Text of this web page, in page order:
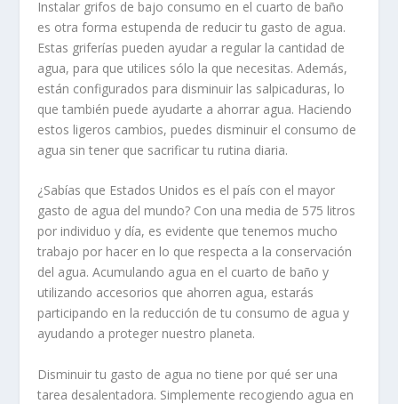
Instalar grifos de bajo consumo en el cuarto de baño
es otra forma estupenda de reducir tu gasto de agua.
Estas griferías pueden ayudar a regular la cantidad de
agua, para que utilices sólo la que necesitas. Además,
están configurados para disminuir las salpicaduras, lo
que también puede ayudarte a ahorrar agua. Haciendo
estos ligeros cambios, puedes disminuir el consumo de
agua sin tener que sacrificar tu rutina diaria.
¿Sabías que Estados Unidos es el país con el mayor
gasto de agua del mundo? Con una media de 575 litros
por individuo y día, es evidente que tenemos mucho
trabajo por hacer en lo que respecta a la conservación
del agua. Acumulando agua en el cuarto de baño y
utilizando accesorios que ahorren agua, estarás
participando en la reducción de tu consumo de agua y
ayudando a proteger nuestro planeta.
Disminuir tu gasto de agua no tiene por qué ser una
tarea desalentadora. Simplemente recogiendo agua en